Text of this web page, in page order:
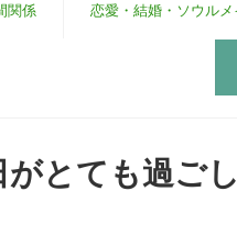
関係 恋愛・結婚・ソウルメ
とても過ご